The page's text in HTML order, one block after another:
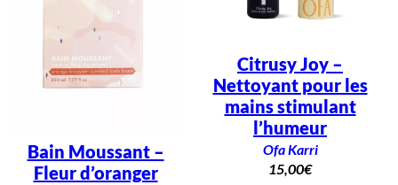
Bain Moussant –
Fleur d’oranger
Citrusy Joy –
Nettoyant pour les
mains stimulant
l’humeur
Ofa Karri
15,00€